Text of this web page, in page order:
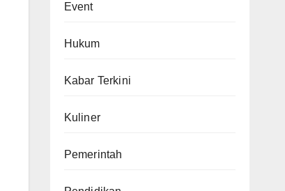
Event
Hukum
Kabar Terkini
Kuliner
Pemerintah